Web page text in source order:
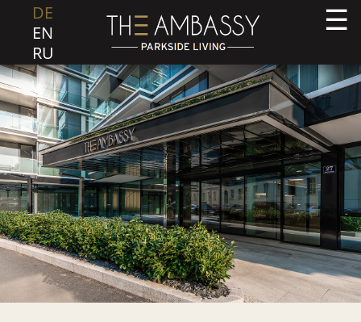
DE
EN
RU